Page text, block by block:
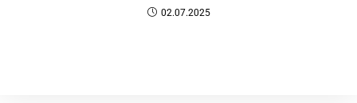
02.07.2025